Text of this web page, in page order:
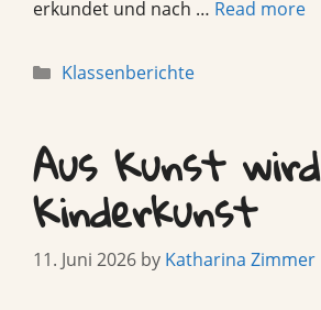
erkundet und nach … Read more
Categories
Klassenberichte
Aus Kunst wird
Kinderkunst
11. Juni 2026 by Katharina Zimmer